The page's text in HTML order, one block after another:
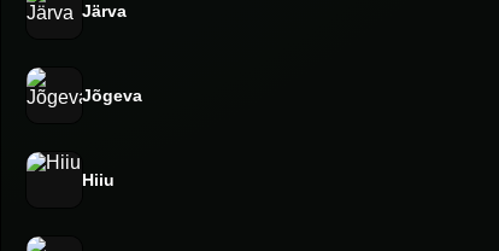
Järva
Jõgeva
Hiiu